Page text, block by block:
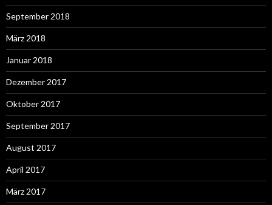
September 2018
März 2018
Januar 2018
Dezember 2017
Oktober 2017
September 2017
August 2017
April 2017
März 2017